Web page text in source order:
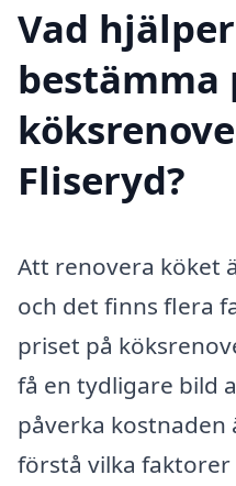
Vad
bestämma
Fliseryd?
Att renovera köket
och det finns flera
priset på
få en tydligare bild
påverka
förstå vilka faktorer